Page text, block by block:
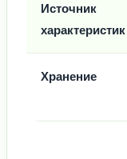
Источник
характеристик
Хранение